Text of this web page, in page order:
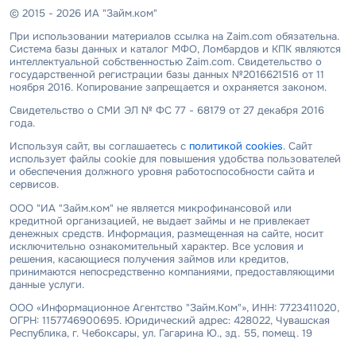
© 2015 - 2026 ИА "Займ.ком"
При использовании материалов ссылка на Zaim.com обязательна.
Система базы данных и каталог МФО, Ломбардов и КПК являются
интеллектуальной собственностью Zaim.com. Свидетельство о
государственной регистрации базы данных №2016621516 от 11
ноября 2016. Копирование запрещается и охраняется законом.
Свидетельство о СМИ ЭЛ № ФС 77 - 68179 от 27 декабря 2016
года.
Используя сайт, вы соглашаетесь с политикой cookies. Сайт
использует файлы cookie для повышения удобства пользователей
и обеспечения должного уровня работоспособности сайта и
сервисов.
ООО "ИА "Займ.ком" не является микрофинансовой или
кредитной организацией, не выдает займы и не привлекает
денежных средств. Информация, размещенная на сайте, носит
исключительно ознакомительный характер. Все условия и
решения, касающиеся получения займов или кредитов,
принимаются непосредственно компаниями, предоставляющими
данные услуги.
ООО «Информационное Агентство "Займ.Ком"», ИНН: 7723411020,
ОГРН: 1157746900695. Юридический адрес: 428022, Чувашская
Республика, г. Чебоксары, ул. Гагарина Ю., зд. 55, помещ. 19